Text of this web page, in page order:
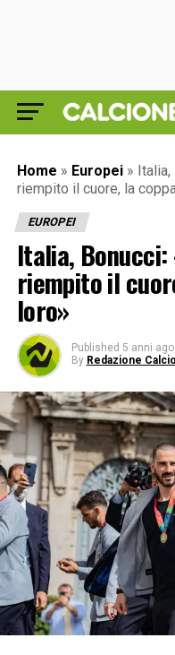
Home » Europei » Italia,
riempito il cuore, la
EUROPEI
Italia,
riempito il
loro»
Published 5 anni ago
By Redazione